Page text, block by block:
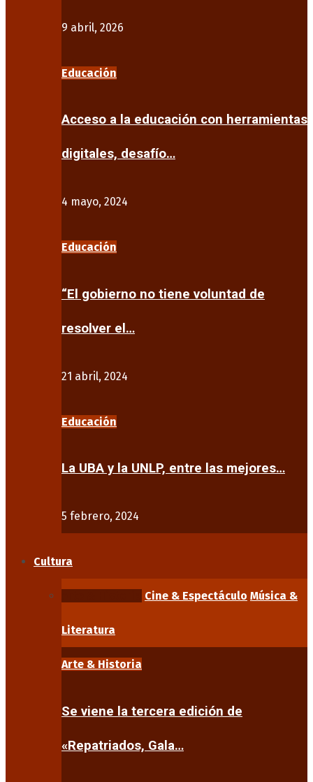
9 abril, 2026
Educación
Acceso a la educación con herramientas
digitales, desafío…
4 mayo, 2024
Educación
“El gobierno no tiene voluntad de
resolver el…
21 abril, 2024
Educación
La UBA y la UNLP, entre las mejores…
5 febrero, 2024
Cultura
Cine & Espectáculo Música &
Literatura
Arte & Historia
Se viene la tercera edición de
«Repatriados, Gala…